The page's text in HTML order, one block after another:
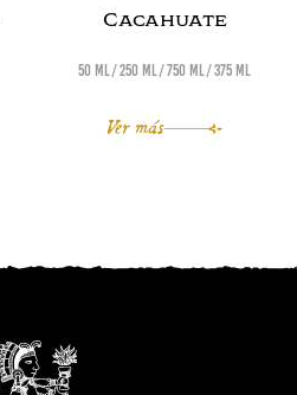
Cacahuate
50 ml 250 ml 750 ml 375 ml
Ver más